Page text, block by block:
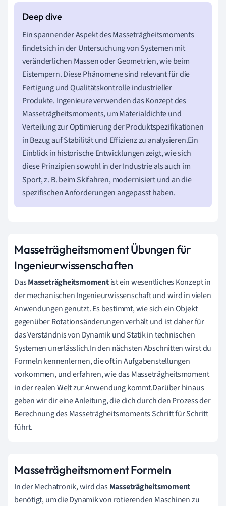
Ein spannender Aspekt des Masseträgheitsmoments
findet sich in der Untersuchung von Systemen mit
veränderlichen Massen oder Geometrien, wie beim
Eistempern. Diese Phänomene sind relevant für die
Fertigung und Qualitätskontrolle industrieller
Produkte. Ingenieure verwenden das Konzept des
Masseträgheitsmoments, um Materialdichte und
Verteilung zur Optimierung der Produktspezifikationen
in Bezug auf Stabilität und Effizienz zu analysieren.Ein
Einblick in historische Entwicklungen zeigt, wie sich
diese Prinzipien sowohl in der Industrie als auch im
Sport, z. B. beim Skifahren, modernisiert und an die
spezifischen Anforderungen angepasst haben.
Masseträgheitsmoment Übungen für
Ingenieurwissenschaften
DasMasseträgheitsmomentist ein wesentliches Konzept in
der mechanischen Ingenieurwissenschaft und wird in vielen
Anwendungen genutzt. Es bestimmt, wie sich ein Objekt
gegenüber Rotationsänderungen verhält und ist daher für
das Verständnis von Dynamik und Statik in technischen
Systemen unerlässlich.In den nächsten Abschnitten wirst du
Formeln kennenlernen, die oft in Aufgabenstellungen
vorkommen, und erfahren, wie das Masseträgheitsmoment
in der realen Welt zur Anwendung kommt.Darüber hinaus
geben wir dir eine Anleitung, die dich durch den Prozess der
Berechnung des Masseträgheitsmoments Schritt für Schritt
führt.
Masseträgheitsmoment Formeln
In der Mechatronik, wird dasMasseträgheitsmoment
benötigt, um die Dynamik von rotierenden Maschinen zu